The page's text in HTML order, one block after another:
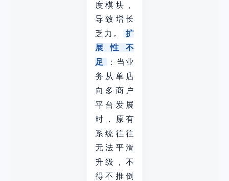
度模块，
导致增长
乏力。
扩
展性不
足
：当业
务从单店
向多商户
平台发展
时，原有
系统往往
无法平滑
升级，不
得不推倒